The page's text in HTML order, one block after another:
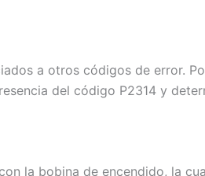
a otros códigos de error.
del código P2314 y
la bobina de encendido, la